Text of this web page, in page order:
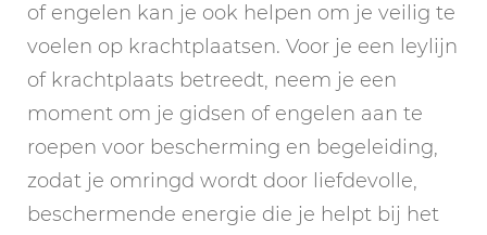
of engelen kan je ook helpen om je veilig te
voelen op krachtplaatsen. Voor je een leylijn
of krachtplaats betreedt, neem je een
moment om je gidsen of engelen aan te
roepen voor bescherming en begeleiding,
zodat je omringd wordt door liefdevolle,
beschermende energie die je helpt bij het